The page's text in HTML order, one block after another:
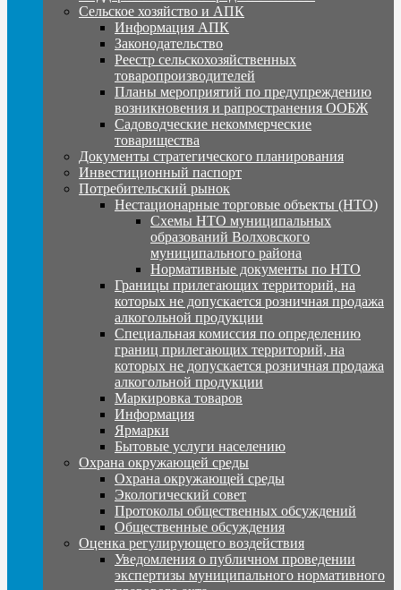
Сельское хозяйство и АПК
Информация АПК
Законодательство
Реестр сельскохозяйственных
товаропроизводителей
Планы мероприятий по предупреждению
возникновения и рапространения ООБЖ
Садоводческие некоммерческие
товарищества
Документы стратегического планирования
Инвестиционный паспорт
Потребительский рынок
Нестационарные торговые объекты (НТО)
Схемы НТО муниципальных
образований Волховского
муниципального района
Нормативные документы по НТО
Границы прилегающих территорий, на
которых не допускается розничная продажа
алкогольной продукции
Специальная комиссия по определению
границ прилегающих территорий, на
которых не допускается розничная продажа
алкогольной продукции
Маркировка товаров
Информация
Ярмарки
Бытовые услуги населению
Охрана окружающей среды
Охрана окружающей среды
Экологический совет
Протоколы общественных обсуждений
Общественные обсуждения
Оценка регулирующего воздействия
Уведомления о публичном проведении
экспертизы муниципального нормативного